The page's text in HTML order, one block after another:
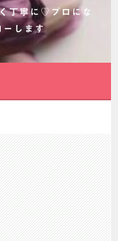
丁寧に♡プロにな
ーします